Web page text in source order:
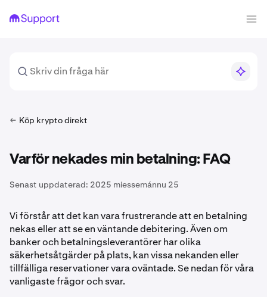
Köp krypto direkt
Varför nekades min betalning: FAQ
Senast uppdaterad: 2025 miessemánnu 25
Vi förstår att det kan vara frustrerande att en betalning
nekas eller att se en väntande debitering. Även om
banker och betalningsleverantörer har olika
säkerhetsåtgärder på plats, kan vissa nekanden eller
tillfälliga reservationer vara oväntade. Se nedan för våra
vanligaste frågor och svar.